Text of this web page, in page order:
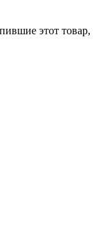
этот товар,